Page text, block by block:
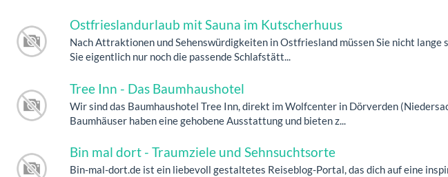
Ostfrieslandurlaub mit Sauna im Kutscherhuus
Nach Attraktionen und Sehenswürdigkeiten in Ostfriesland müssen Sie nicht lange
Sie eigentlich nur noch die passende Schlafstätt...
Tree Inn - Das Baumhaushotel
Wir sind das Baumhaushotel Tree Inn, direkt im Wolfcenter in Dörverden
Baumhäuser haben eine gehobene Ausstattung und bieten z...
Bin mal dort - Traumziele und Sehnsuchtsorte
Bin-mal-dort.de ist ein liebevoll gestaltetes Reiseblog-Portal, das dich auf eine